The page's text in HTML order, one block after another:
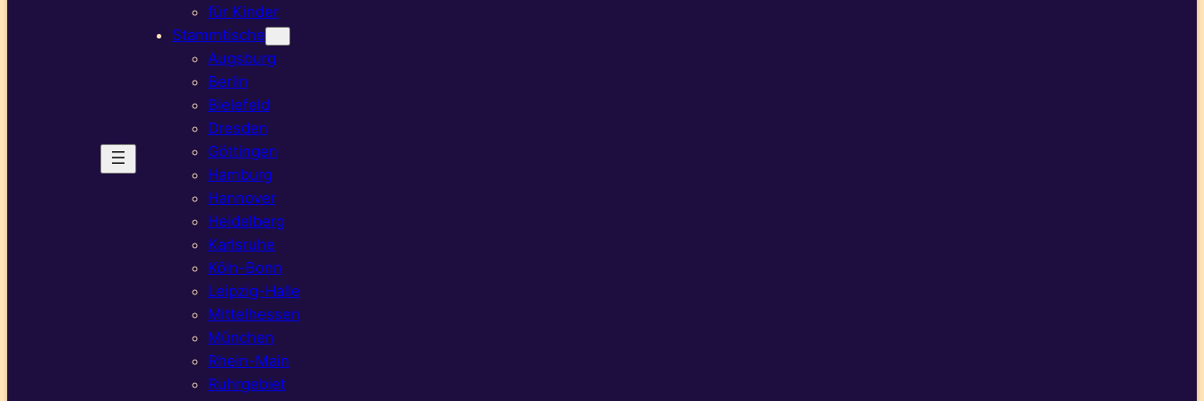
für Kinder
Stammtische
Augsburg
Berlin
Bielefeld
Dresden
Göttingen
Hamburg
Hannover
Heidelberg
Karlsruhe
Köln-Bonn
Leipzig-Halle
Mittelhessen
München
Rhein-Main
Ruhrgebiet